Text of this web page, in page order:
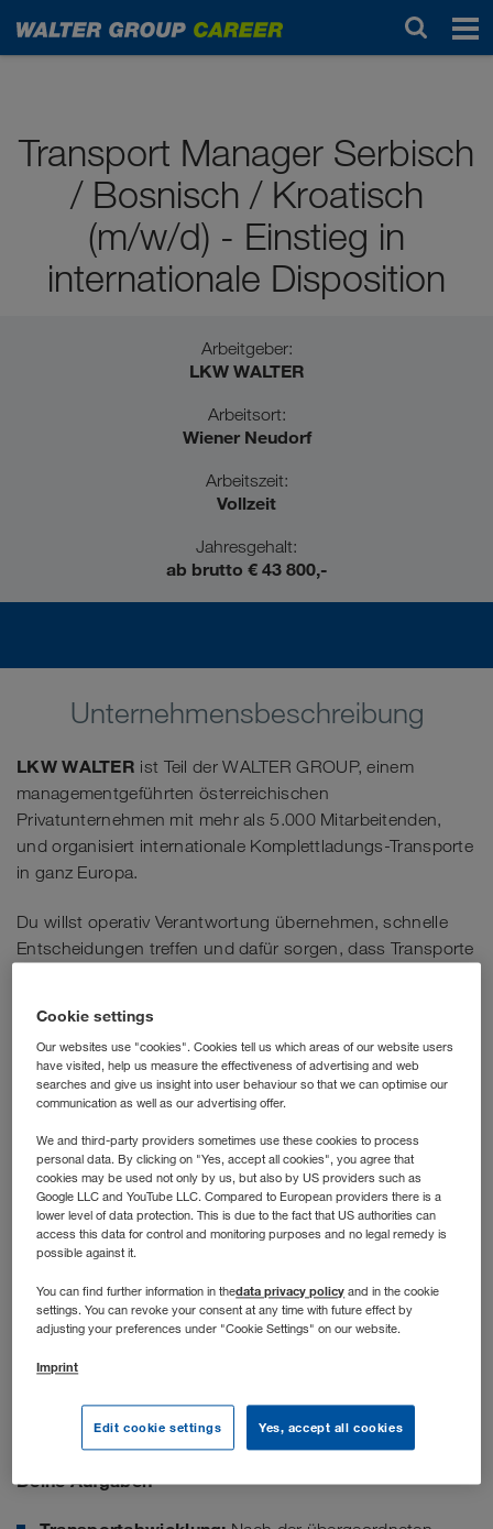
Schulabsolvent*innen
Transport Manager Serbisch
/ Bosnisch / Kroatisch
(m/w/d) - Einstieg in
internationale Disposition
Arbeitgeber:
LKW WALTER
Arbeitsort:
Wiener Neudorf
Arbeitszeit:
Vollzeit
Jahresgehalt:
ab brutto € 43 800,-
Unternehmensbeschreibung
LKW WALTER ist Teil der WALTER GROUP, einem
managementgeführten österreichischen
Privatunternehmen mit mehr als 5.000 Mitarbeitenden,
und organisiert internationale Komplettladungs-Transporte
in ganz Europa.
Du willst operativ Verantwortung übernehmen, schnelle
Entscheidungen treffen und dafür sorgen, dass Transporte
steuerst du die operative Transportabwicklung nach der
Grobplanung und hältst die Abläufe auch dann auf Kurs,
wenn’s dynamisch wird.
Stellenbeschreibung
Deine Aufgaben
Cookie settings
Our websites use "cookies". Cookies tell us which areas of our website users
have visited, help us measure the effectiveness of advertising and web
searches and give us insight into user behaviour so that we can optimise our
communication as well as our advertising offer.
We and third-party providers sometimes use these cookies to process
personal data. By clicking on "Yes, accept all cookies", you agree that
cookies may be used not only by us, but also by US providers such as
Google LLC and YouTube LLC. Compared to European providers there is a
lower level of data protection. This is due to the fact that US authorities can
access this data for control and monitoring purposes and no legal remedy is
possible against it.
You can find further information in thedata privacy policy and in the cookie
settings. You can revoke your consent at any time with future effect by
adjusting your preferences under "Cookie Settings" on our website.
Imprint
Edit cookie settings Yes, accept all cookies